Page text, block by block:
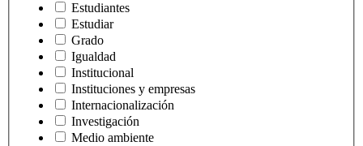
Estudiantes
Estudiar
Grado
Igualdad
Institucional
Instituciones y empresas
Internacionalización
Investigación
Medio ambiente